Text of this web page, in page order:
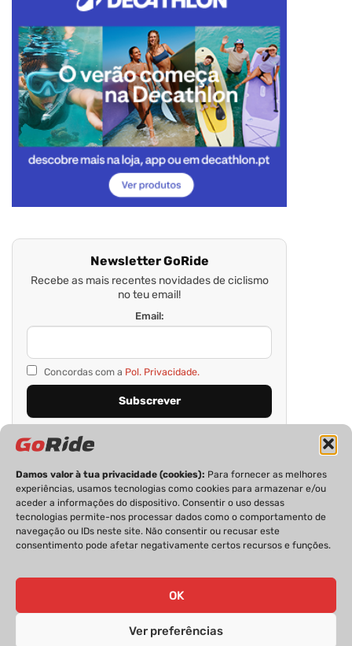
Damos valor à tua privacidade (cookies): Para fornecer as melhores
experiências, usamos tecnologias como cookies para armazenar e/ou
aceder a informações do dispositivo. Consentir o uso dessas
tecnologias permite-nos processar dados como o comportamento de
navegação ou IDs neste site. Não consentir ou recusar este
consentimento pode afetar negativamente certos recursos e funções.
OK
Ver preferências
Newsletter GoRide
Recebe as mais recentes novidades de ciclismo
no teu email!
Email:
Concordas com a Pol. Privacidade.
PRIVACIDADE FICHA TÉCNICA
ESTATUTO EDITORIAL